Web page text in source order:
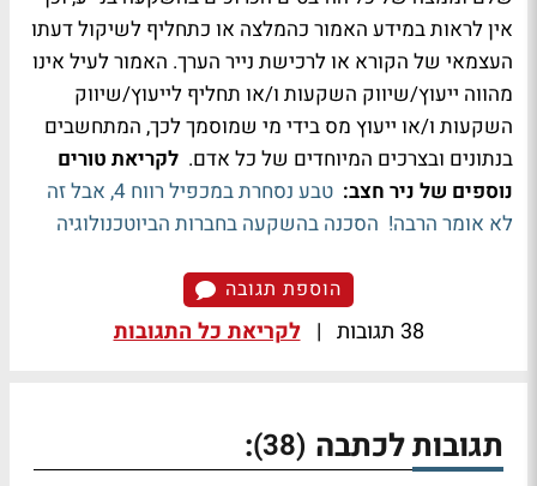
אין לראות במידע האמור כהמלצה או כתחליף לשיקול דעתו
העצמאי של הקורא או לרכישת נייר הערך. האמור לעיל אינו
מהווה ייעוץ/שיווק השקעות ו/או תחליף לייעוץ/שיווק
השקעות ו/או ייעוץ מס בידי מי שמוסמך לכך, המתחשבים
בנתונים ובצרכים המיוחדים של כל אדם. לקריאת טורים
נוספים של ניר חצב:
טבע נסחרת במכפיל רווח 4, אבל זה
לא אומר הרבה! הסכנה בהשקעה בחברות הביוטכנולוגיה
הוספת תגובה
38 תגובות | לקריאת כל התגובות
תגובות לכתבה (38)
: